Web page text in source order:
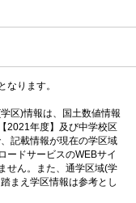
ります。
区)情報は、国土数値情報
2021年度】及び中学校区
記載情報が現在の学区域
ードサービスのWEBサイ
せん。また、通学区域(学
まえ学区情報は参考とし